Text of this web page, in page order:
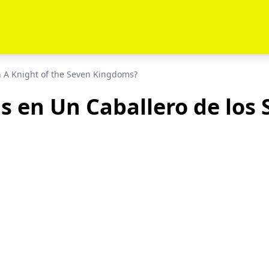
A Knight of the Seven Kingdoms?
en Un Caballero de los